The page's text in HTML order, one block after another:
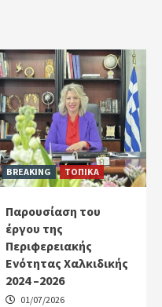
BREAKING ΤΟΠΙΚΑ
Παρουσίαση του
έργου της
Περιφερειακής
Ενότητας Χαλκιδικής
2024 –2026
01/07/2026